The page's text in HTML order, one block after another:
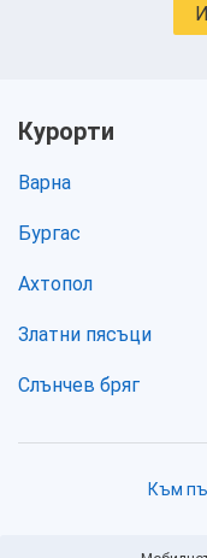
Курорти
Варна
Бургас
Ахтопол
Златни пясъци
Слънчев бряг
Към